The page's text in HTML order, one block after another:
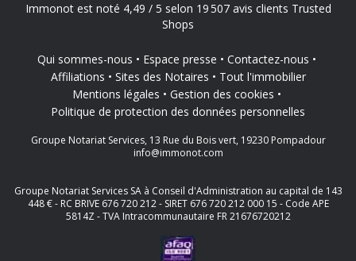
Immonot est noté 4,49 / 5 selon 19 507 avis clients Trusted
Shops
Qui sommes-nous Espace presse
Contactez-nous
Affiliations
Sites des Notaires
Tout l'immobilier
Mentions légales
Gestion des cookies
Politique de protection des données personnelles
Groupe Notariat Services, 13 Rue du Bois vert, 19230 Pompadour
info@immonot.com
Groupe Notariat Services SA à Conseil d'Administration au capital de 143
448 € - RC BRIVE 676 720 212 - SIRET 676 720 212 000 15 - Code APE
5814Z - TVA Intracommunautaire FR 21676720212